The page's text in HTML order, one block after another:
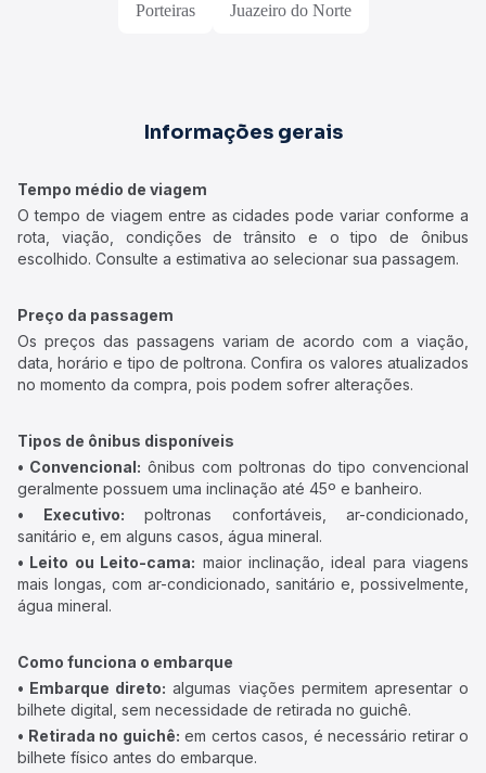
Porteiras Juazeiro do Norte
Informações gerais
Tempo médio de viagem
O tempo de viagem entre as cidades pode variar conforme a
rota, viação, condições de trânsito e o tipo de ônibus
escolhido. Consulte a estimativa ao selecionar sua passagem.
Preço da passagem
Os preços das passagens variam de acordo com a viação,
data, horário e tipo de poltrona. Confira os valores atualizados
no momento da compra, pois podem sofrer alterações.
Tipos de ônibus disponíveis
• Convencional: ônibus com poltronas do tipo convencional
geralmente possuem uma inclinação até 45º e banheiro.
• Executivo: poltronas confortáveis, ar-condicionado,
sanitário e, em alguns casos, água mineral.
• Leito ou Leito-cama: maior inclinação, ideal para viagens
mais longas, com ar-condicionado, sanitário e, possivelmente,
água mineral.
Como funciona o embarque
• Embarque direto: algumas viações permitem apresentar o
bilhete digital, sem necessidade de retirada no guichê.
• Retirada no guichê: em certos casos, é necessário retirar o
bilhete físico antes do embarque.